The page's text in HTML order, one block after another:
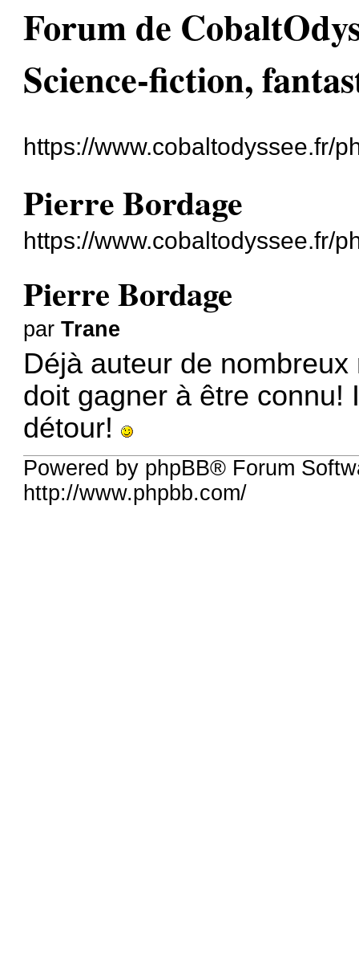
Forum de
Science-fiction,
https://www.cobaltodyssee.fr/
Pierre Bordage
https://www.cobaltodyssee.fr/
Pierre Bordage
parTrane
Déjà auteur de
doit gagner à être connu!
détour!
Powered by phpBB® Forum
http://www.phpbb.com/